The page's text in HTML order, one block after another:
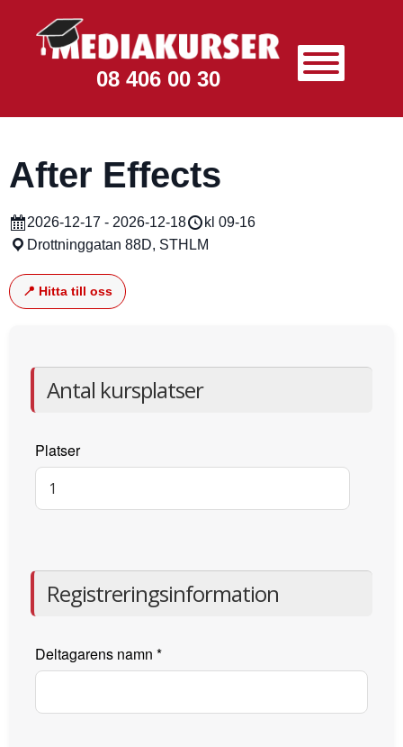
08 406 00 30
After Effects
2026-12-17 - 2026-12-18
kl 09-16
Drottninggatan 88D, STHLM
📍 Hitta till oss
Antal kursplatser
Platser
Registreringsinformation
Deltagarens namn *